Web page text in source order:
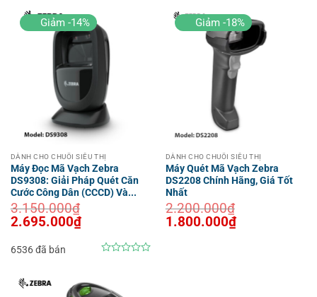
Giảm -14%
DÀNH CHO CHUỖI SIÊU THỊ
Máy Đọc Mã Vạch Zebra
DS9308: Giải Pháp Quét Căn
Cước Công Dân (CCCD) Và...
3.150.000₫
Giá
gốc
3.150.000₫.
2.695.000₫Giá
hiện
2.695.000₫.
6536 đã bán
5
Giảm -18%
DÀNH CHO CHUỖI SIÊU THỊ
Máy Quét Mã Vạch Zebra
DS2208 Chính Hãng, Giá Tốt
Nhất
2.200.000₫
Giá
gốc
1.800.000₫Giá
hiện